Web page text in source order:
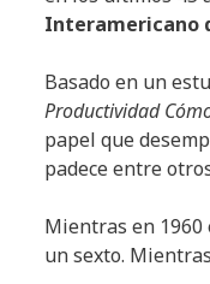
Interamericano
Basado en un
Productividad
papel que
padece entre
Mientras en 1960
un sexto.